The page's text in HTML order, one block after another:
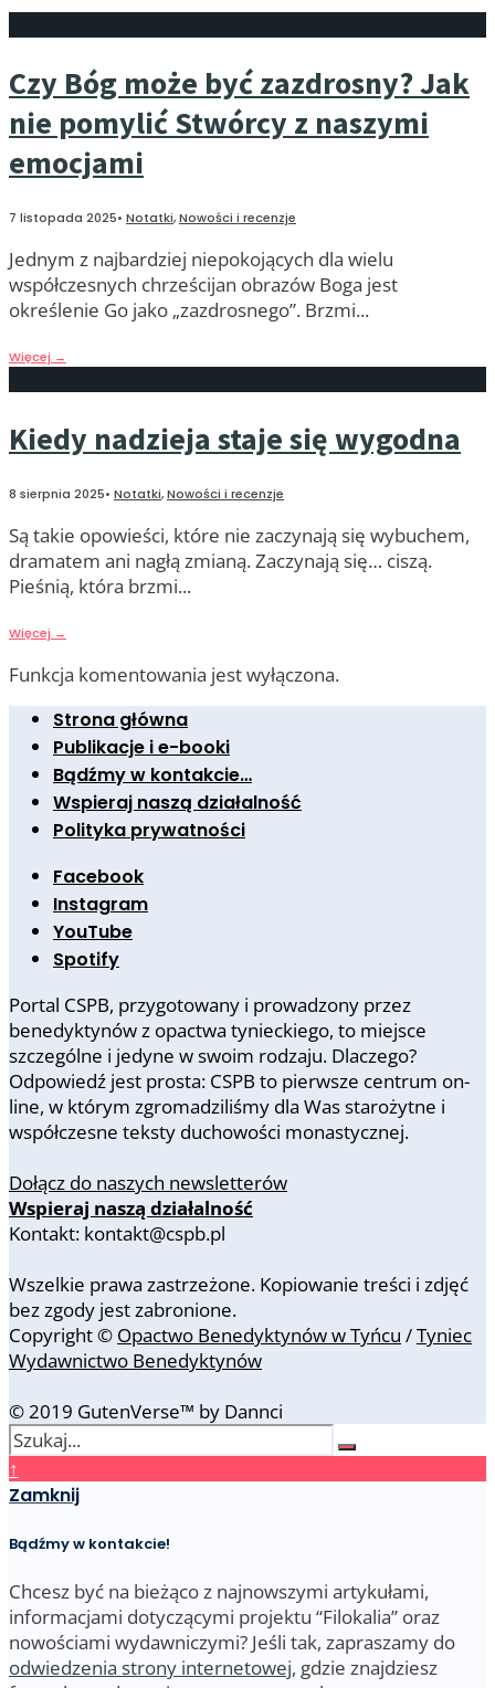
Czy Bóg może być zazdrosny? Jak
nie pomylić Stwórcy z naszymi
emocjami
7 listopada 2025• Notatki,Nowości i recenzje
Jednym z najbardziej niepokojących dla wielu
współczesnych chrześcijan obrazów Boga jest
określenie Go jako „zazdrosnego”. Brzmi...
Więcej →
Kiedy nadzieja staje się wygodna
8 sierpnia 2025• Notatki,Nowości i recenzje
Są takie opowieści, które nie zaczynają się wybuchem,
dramatem ani nagłą zmianą. Zaczynają się… ciszą.
Pieśnią, która brzmi...
Więcej →
Funkcja komentowania jest wyłączona.
Strona główna
Publikacje i e-booki
Bądźmy w kontakcie…
Wspieraj naszą działalność
Polityka prywatności
Facebook
Instagram
YouTube
Spotify
Portal CSPB, przygotowany i prowadzony przez
benedyktynów z opactwa tynieckiego, to miejsce
szczególne i jedyne w swoim rodzaju. Dlaczego?
Odpowiedź jest prosta: CSPB to pierwsze centrum on-
line, w którym zgromadziliśmy dla Was starożytne i
współczesne teksty duchowości monastycznej.
Dołącz do naszych newsletterów
Wspieraj naszą działalność
Kontakt: kontakt@cspb.pl
Wszelkie prawa zastrzeżone. Kopiowanie treści i zdjęć
bez zgody jest zabronione.
Copyright © Opactwo Benedyktynów w Tyńcu /Tyniec
Wydawnictwo Benedyktynów
© 2019 GutenVerse™ by Dannci
↑
Zamknij
Bądźmy w kontakcie!
Chcesz być na bieżąco z najnowszymi artykułami,
informacjami dotyczącymi projektu “Filokalia” oraz
nowościami wydawniczymi? Jeśli tak, zapraszamy do
odwiedzenia strony internetowej, gdzie znajdziesz